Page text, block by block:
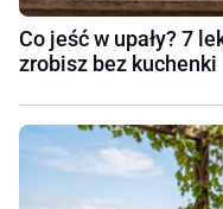
Co jeść w upały? 7
zrobisz bez kuchenki